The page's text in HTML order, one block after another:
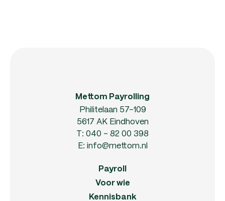
Mettom Payrolling
Philitelaan 57-109
5617 AK Eindhoven
T: 040 - 82 00 398
E: info@mettom.nl
Payroll
Voor wie
Kennisbank